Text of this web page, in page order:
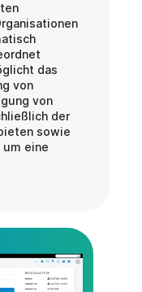
das
von
von
der
sowie
um eine